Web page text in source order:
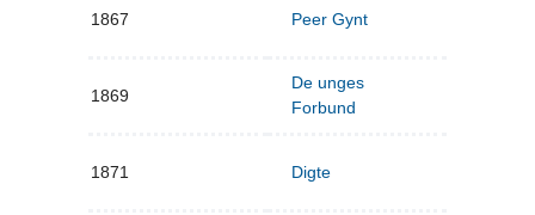
1867 Peer Gynt
1869
De unges
Forbund
1871 Digte